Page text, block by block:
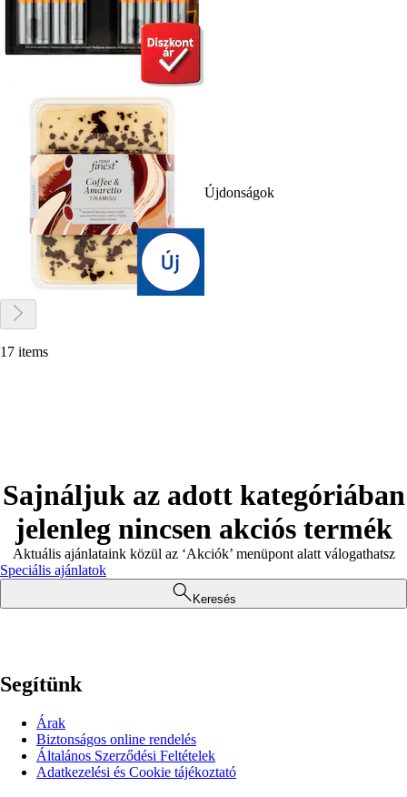
Újdonságok
17 items
Sajnáljuk az adott kategóriában
jelenleg nincsen akciós termék
Aktuális ajánlataink közül az ‘Akciók’ menüpont alatt válogathatsz
Speciális ajánlatok
Keresés
Segítünk
Árak
Biztonságos online rendelés
Általános Szerződési Feltételek
Adatkezelési és Cookie tájékoztató